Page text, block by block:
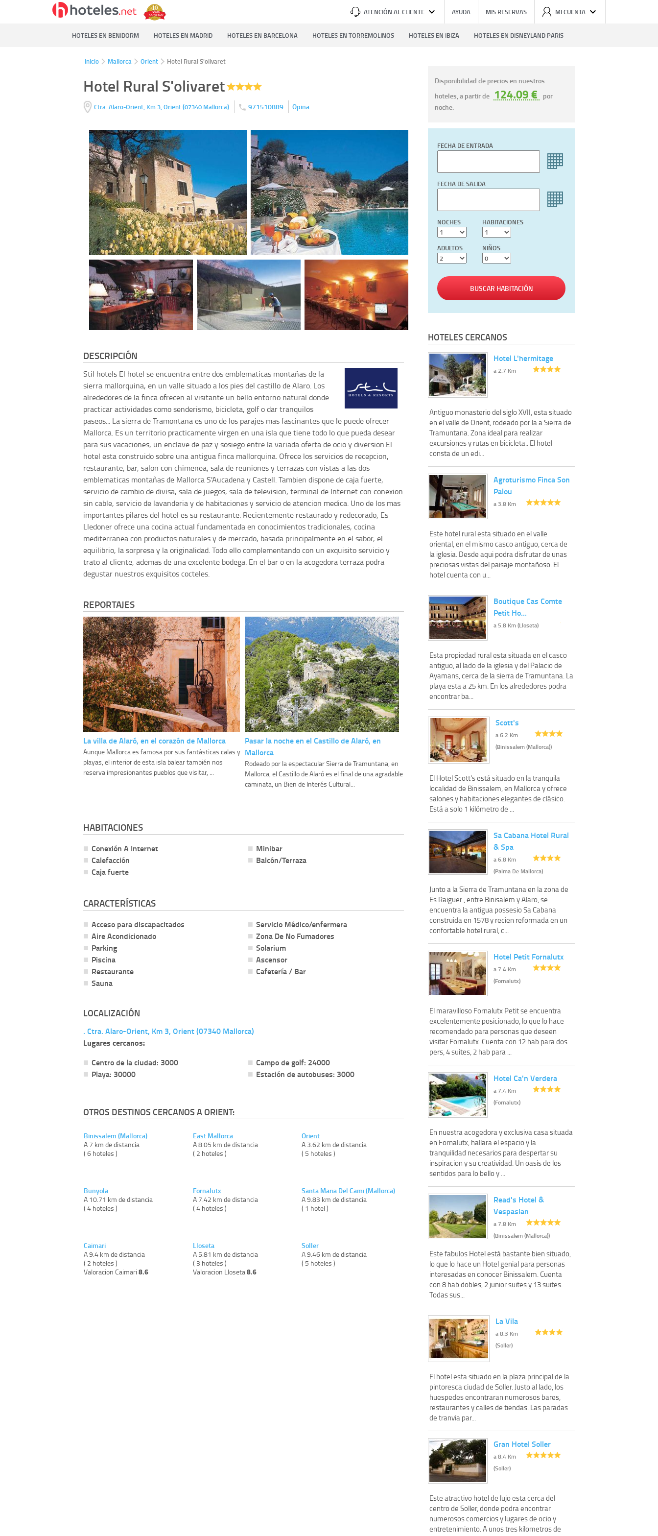
ATENCIÓN AL CLIENTE AYUDA MIS RESERVAS MI CUENTA
HOTELES EN BENIDORM HOTELES EN MADRID HOTELES EN BARCELONA HOTELES EN TORREMOLINOS HOTELES EN IBIZA HOTELES EN DISNEYLAND PARIS
Inicio Mallorca Orient Hotel Rural S'olivaret
Hotel Rural S'olivaret
Ctra. Alaro-Orient, Km 3,Orient(07340 Mallorca) 971510889 Opina
DESCRIPCIÓN
Stil hotels El hotel se encuentra entre dos emblematicas montañas de la
sierra mallorquina, en un valle situado a los pies del castillo de Alaro. Los
alrededores de la finca ofrecen al visitante un bello entorno natural donde
practicar actividades como senderismo, bicicleta, golf o dar tranquilos
paseos... La sierra de Tramontana es uno de los parajes mas fascinantes que le puede ofrecer
Mallorca. Es un territorio practicamente virgen en una isla que tiene todo lo que pueda desear
para sus vacaciones, un enclave de paz y sosiego entre la variada oferta de ocio y diversion.El
hotel esta construido sobre una antigua finca mallorquina. Ofrece los servicios de recepcion,
restaurante, bar, salon con chimenea, sala de reuniones y terrazas con vistas a las dos
emblematicas montañas de Mallorca S'Aucadena y Castell. Tambien dispone de caja fuerte,
servicio de cambio de divisa, sala de juegos, sala de television, terminal de Internet con conexion
sin cable, servicio de lavanderia y de habitaciones y servicio de atencion medica. Uno de los mas
importantes pilares del hotel es su restaurante. Recientemente restaurado y redecorado, Es
Lledoner ofrece una cocina actual fundamentada en conocimientos tradicionales, cocina
mediterranea con productos naturales y de mercado, basada principalmente en el sabor, el
equilibrio, la sorpresa y la originalidad. Todo ello complementando con un exquisito servicio y
trato al cliente, ademas de una excelente bodega. En el bar o en la acogedora terraza podra
degustar nuestros exquisitos cocteles.
REPORTAJES
La villa de Alaró, en el corazón de Mallorca
Aunque Mallorca es famosa por sus fantásticas calas y
playas, el interior de esta isla balear también nos
reserva impresionantes pueblos que visitar, ...
Pasar la noche en el Castillo de Alaró, en
Mallorca
Rodeado por la espectacular Sierra de Tramuntana, en
Mallorca, el Castillo de Alaró es el final de una agradable
caminata, un Bien de Interés Cultural...
HABITACIONES
Conexión A Internet
Calefacción
Caja fuerte
Minibar
Balcón/Terraza
CARACTERÍSTICAS
Acceso para discapacitados
Aire Acondicionado
Parking
Piscina
Restaurante
Sauna
Servicio Médico/enfermera
Zona De No Fumadores
Solarium
Ascensor
Cafetería / Bar
LOCALIZACIÓN
. Ctra. Alaro-Orient, Km 3, Orient (07340 Mallorca)
Lugares cercanos:
Centro de la ciudad: 3000
Playa: 30000
Campo de golf: 24000
Estación de autobuses: 3000
OTROS DESTINOS CERCANOS A ORIENT:
Binissalem (Mallorca)
A 7 km de distancia
( 6 hoteles )
Bunyola
A 10.71 km de distancia
( 4 hoteles )
Caimari
A 9.4 km de distancia
( 2 hoteles )
Valoracion Caimari 8.6
East Mallorca
A 8.05 km de distancia
( 2 hoteles )
Fornalutx
A 7.42 km de distancia
( 4 hoteles )
Lloseta
A 5.81 km de distancia
( 3 hoteles )
Valoracion Lloseta 8.6
Orient
A 3.62 km de distancia
( 5 hoteles )
Santa Maria Del Cami (Mallorca)
A 9.83 km de distancia
( 1 hotel )
Soller
A 9.46 km de distancia
( 5 hoteles )
Disponibilidad de precios en nuestros
hoteles, a partir de 124.09 €
por
noche.
FECHA DE ENTRADA
FECHA DE SALIDA
NOCHES HABITACIONES
ADULTOS NIÑOS
BUSCAR HABITACIÓN
HOTELES CERCANOS
Hotel L'hermitage
a 2.7 Km
Antiguo monasterio del siglo XVII, esta situado
en el valle de Orient, rodeado por la a Sierra de
Tramuntana. Zona ideal para realizar
excursiones y rutas en bicicleta.. El hotel
consta de un edi...
Agroturismo Finca Son
Palou
a 3.8 Km
Este hotel rural esta situado en el valle
oriental, en el mismo casco antiguo, cerca de
la iglesia. Desde aqui podra disfrutar de unas
preciosas vistas del paisaje montañoso. El
hotel cuenta con u...
Boutique Cas Comte
Petit Ho…
a 5.8 Km (Lloseta)
Esta propiedad rural esta situada en el casco
antiguo, al lado de la iglesia y del Palacio de
Ayamans, cerca de la sierra de Tramuntana. La
playa esta a 25 km. En los alrededores podra
encontrar ba...
Scott's
a 6.2 Km
(Binissalem (Mallorca))
El Hotel Scott's está situado en la tranquila
localidad de Binissalem, en Mallorca y ofrece
salones y habitaciones elegantes de clásico.
Está a solo 1 kilómetro de ...
Sa Cabana Hotel Rural
& Spa
a 6.8 Km
(Palma De Mallorca)
Junto a la Sierra de Tramuntana en la zona de
Es Raiguer , entre Binisalem y Alaro, se
encuentra la antigua possesio Sa Cabana
construida en 1578 y recien reformada en un
confortable hotel rural, c...
Hotel Petit Fornalutx
a 7.4 Km
(Fornalutx)
El maravilloso Fornalutx Petit se encuentra
excelentemente posicionado, lo que lo hace
recomendado para personas que deseen
visitar Fornalutx. Cuenta con 12 hab para dos
pers, 4 suites, 2 hab para ...
Hotel Ca'n Verdera
a 7.4 Km
(Fornalutx)
En nuestra acogedora y exclusiva casa situada
en Fornalutx, hallara el espacio y la
tranquilidad necesarios para despertar su
inspiracion y su creatividad. Un oasis de los
sentidos para lo bello y ...
Read's Hotel &
Vespasian
a 7.8 Km
(Binissalem (Mallorca))
Este fabulos Hotel está bastante bien situado,
lo que lo hace un Hotel genial para personas
interesadas en conocer Binissalem. Cuenta
con 8 hab dobles, 2 junior suites y 13 suites.
Todas sus...
La Vila
a 8.3 Km
(Soller)
El hotel esta situado en la plaza principal de la
pintoresca ciudad de Soller. Justo al lado, los
huespedes encontraran numerosos bares,
restaurantes y calles de tiendas. Las paradas
de tranvia par...
Gran Hotel Soller
a 8.4 Km
(Soller)
Este atractivo hotel de lujo esta cerca del
centro de Soller, donde podra encontrar
numerosos comercios y lugares de ocio y
entretenimiento. A unos tres kilometros de